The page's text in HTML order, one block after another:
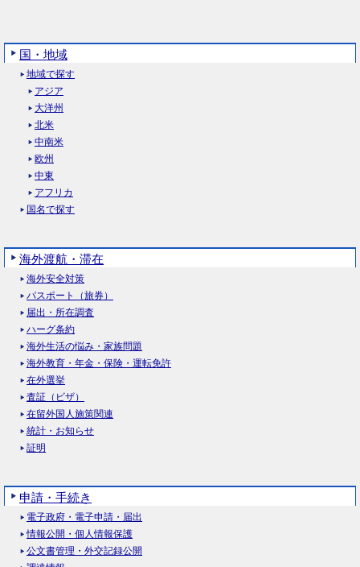
国・地域
地域で探す
アジア
大洋州
北米
中南米
欧州
中東
アフリカ
国名で探す
海外渡航・滞在
海外安全対策
パスポート（旅券）
届出・所在調査
ハーグ条約
海外生活の悩み・家族問題
海外教育・年金・保険・運転免許
在外選挙
査証（ビザ）
在留外国人施策関連
統計・お知らせ
証明
申請・手続き
電子政府・電子申請・届出
情報公開・個人情報保護
公文書管理・外交記録公開